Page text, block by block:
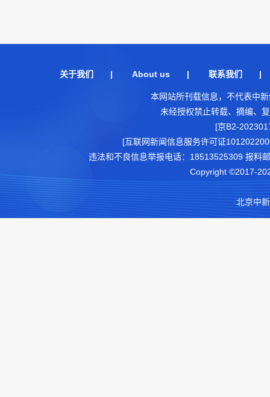
关于我们 | About us| 联系我们
本网站所刊载信息，不代表中
未经授权禁止转载、摘编、
[京B2-
[互联网新闻信息服务许可证
违法和不良信息举报电话：18513525309 报料
Copyright ©2017-
北京中